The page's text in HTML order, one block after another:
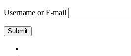
Username or E-mail